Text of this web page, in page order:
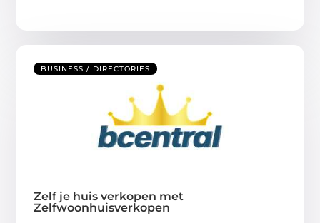
BUSINESS / DIRECTORIES
Zelf je huis verkopen met
Zelfwoonhuisverkopen